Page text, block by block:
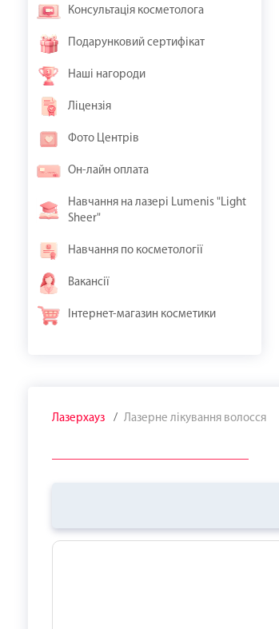
Консультація косметолога
Подарунковий сертифікат
Наші нагороди
Ліцензія
Фото Центрів
Он-лайн оплата
Навчання на лазері Lumenis "Light
Sheer"
Навчання по косметології
Вакансії
Інтернет-магазин косметики
Лазерхауз Лазерне лікування волосся